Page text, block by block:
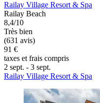
Railay Village Resort & Spa
Railay Beach
8,4/10
Très bien
(631 avis)
91 €
taxes et frais compris
2 sept. - 3 sept.
Railay Village Resort & Spa